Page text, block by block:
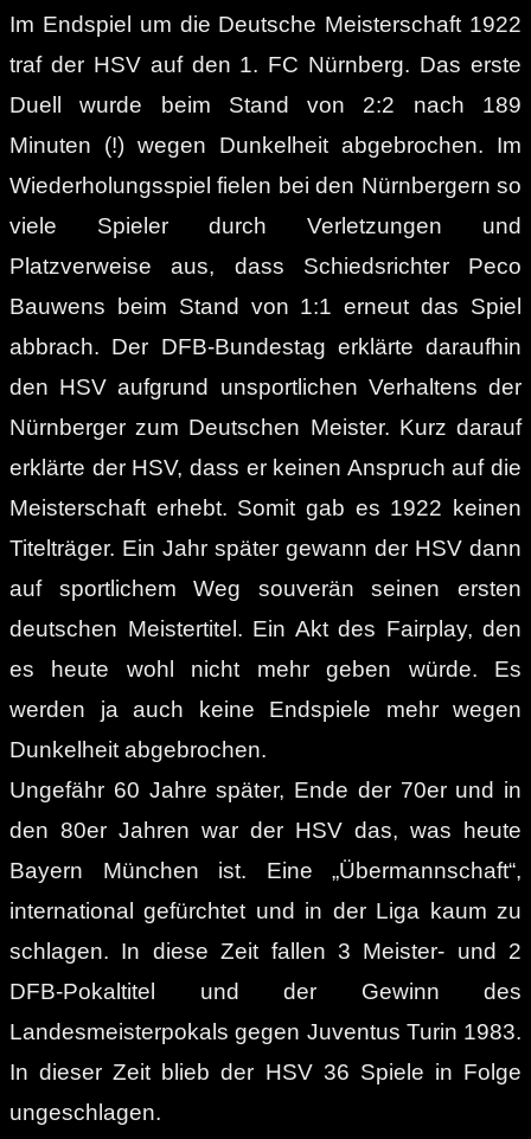
Im Endspiel um die Deutsche Meisterschaft 1922
traf der HSV auf den 1. FC Nürnberg. Das erste
Duell wurde beim Stand von 2:2 nach 189
Minuten (!) wegen Dunkelheit abgebrochen. Im
Wiederholungsspiel fielen bei den Nürnbergern so
viele Spieler durch Verletzungen und
Platzverweise aus, dass Schiedsrichter Peco
Bauwens beim Stand von 1:1 erneut das Spiel
abbrach. Der DFB-Bundestag erklärte daraufhin
den HSV aufgrund unsportlichen Verhaltens der
Nürnberger zum Deutschen Meister. Kurz darauf
erklärte der HSV, dass er keinen Anspruch auf die
Meisterschaft erhebt. Somit gab es 1922 keinen
Titelträger. Ein Jahr später gewann der HSV dann
auf sportlichem Weg souverän seinen ersten
deutschen Meistertitel. Ein Akt des Fairplay, den
es heute wohl nicht mehr geben würde. Es
werden ja auch keine Endspiele mehr wegen
Dunkelheit abgebrochen.
Ungefähr 60 Jahre später, Ende der 70er und in
den 80er Jahren war der HSV das, was heute
Bayern München ist. Eine „Übermannschaft“,
international gefürchtet und in der Liga kaum zu
schlagen. In diese Zeit fallen 3 Meister- und 2
DFB-Pokaltitel und der Gewinn des
Landesmeisterpokals gegen Juventus Turin 1983.
In dieser Zeit blieb der HSV 36 Spiele in Folge
ungeschlagen.